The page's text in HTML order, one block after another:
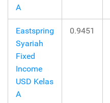
A
Eastspring
Syariah
Fixed
Income
USD Kelas
A
0.9451